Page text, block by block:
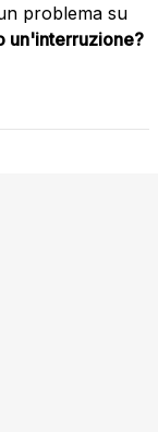
problema su
un'interruzione?